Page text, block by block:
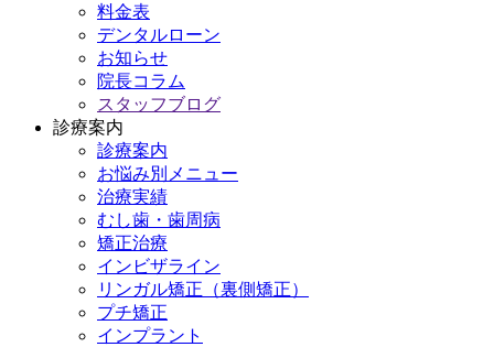
料金表
デンタルローン
お知らせ
院長コラム
スタッフブログ
診療案内
診療案内
お悩み別メニュー
治療実績
むし歯・歯周病
矯正治療
インビザライン
リンガル矯正（裏側矯正）
プチ矯正
インプラント